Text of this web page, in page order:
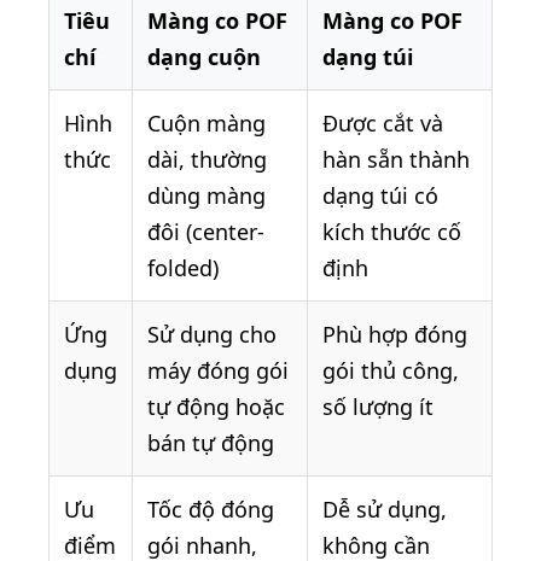
Tiêu
chí
Màng co POF
dạng cuộn
Màng co POF
dạng túi
Hình
thức
Cuộn màng
dài, thường
dùng màng
đôi (center-
folded)
Được cắt và
hàn sẵn thành
dạng túi có
kích thước cố
định
Ứng
dụng
Sử dụng cho
máy đóng gói
tự động hoặc
bán tự động
Phù hợp đóng
gói thủ công,
số lượng ít
Ưu
điểm
Tốc độ đóng
gói nhanh,
Dễ sử dụng,
không cần